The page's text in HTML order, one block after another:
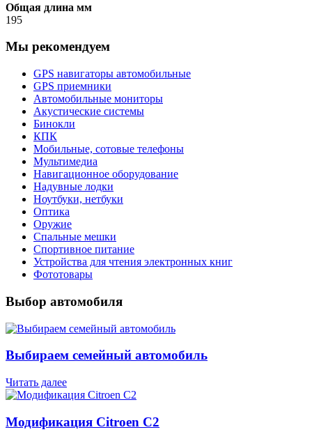
Общая длина мм
195
Мы рекомендуем
GPS навигаторы автомобильные
GPS приемники
Автомобильные мониторы
Акустические системы
Бинокли
КПК
Мобильные, сотовые телефоны
Мультимедиа
Навигационное оборудование
Надувные лодки
Ноутбуки, нетбуки
Оптика
Оружие
Спальные мешки
Спортивное питание
Устройства для чтения электронных книг
Фототовары
Выбор автомобиля
Выбираем семейный автомобиль
Читать далее
Модификация Citroen С2